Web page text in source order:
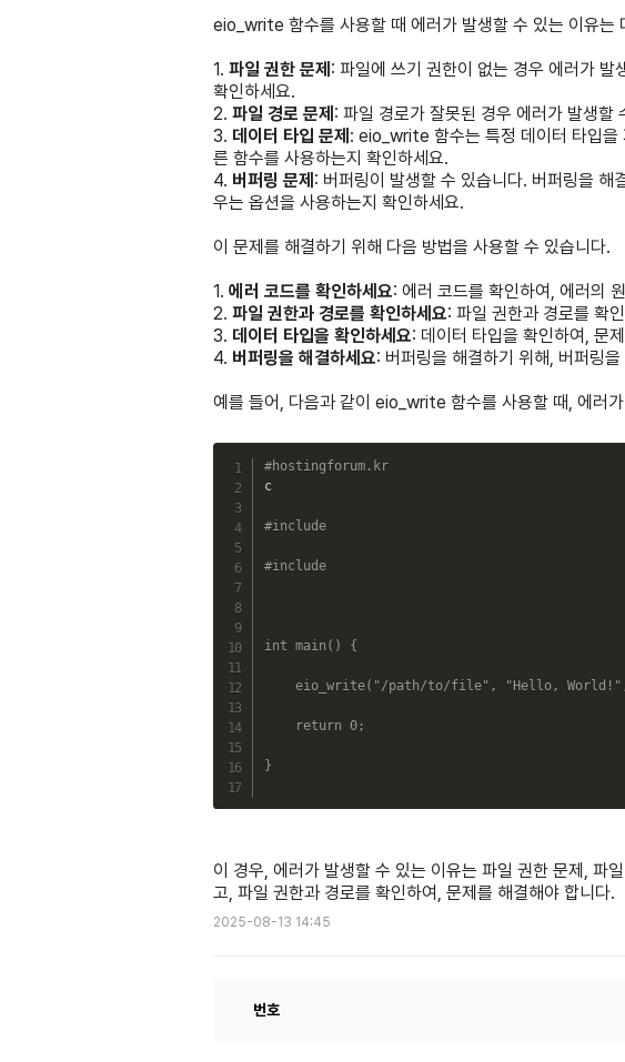
eio_write 함수를 사용할 때 에러가 발생할 수 있는 이유는
1. 파일 권한 문제 : 파일에 쓰기 권한이 없는 경우 에러가 발
확인하세요.
2. 파일 경로 문제 : 파일 경로가 잘못된 경우 에러가 발생할
3. 데이터 타입 문제 : eio_write 함수는 특정 데이터 타입을
른 함수를 사용하는지 확인하세요.
4. 버퍼링 문제 : 버퍼링이 발생할 수 있습니다. 버퍼링을
우는 옵션을 사용하는지 확인하세요.
이 문제를 해결하기 위해 다음 방법을 사용할 수 있습니다.
1. 에러 코드를 확인하세요: 에러 코드를 확인하여, 에러의
2. 파일 권한과 경로를 확인하세요: 파일 권한과 경로를 확
3. 데이터 타입을 확인하세요: 데이터 타입을 확인하여, 문
4. 버퍼링을 해결하세요: 버퍼링을 해결하기 위해, 버퍼링
예를 들어, 다음과 같이 eio_write 함수를 사용할 때, 에러
#hostingforum.kr
c
#include
#include
int main ( ) {
eio_write( "/path/to/file" , "Hello, World!"
return 0;
}
이 경우, 에러가 발생할 수 있는 이유는 파일 권한 문제, 파
고, 파일 권한과 경로를 확인하여, 문제를 해결해야 합니다.
2025-08-13 14:45
번호